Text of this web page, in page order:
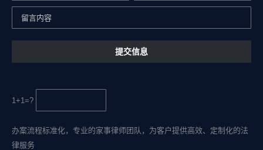
1+1=?
办案流程标准化，专业的家事律师团队，为客户提供高效、定制化的法
律服务